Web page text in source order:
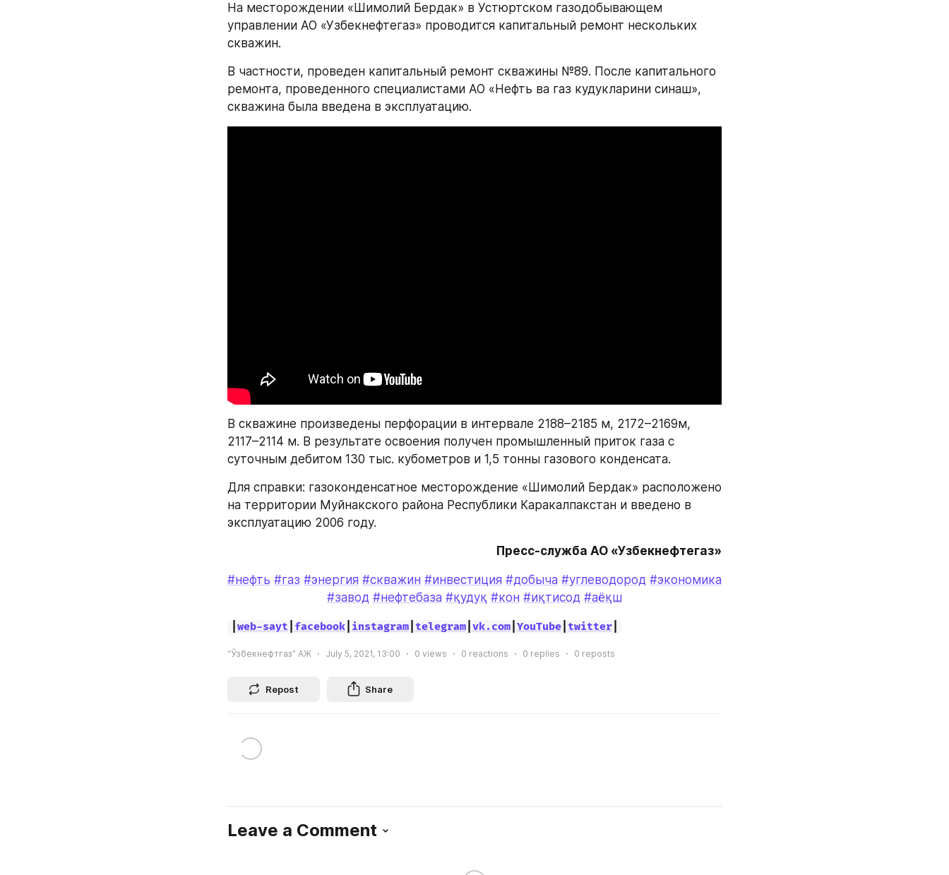
На месторождении «Шимолий Бердак» в Устюртском газодобывающем
управлении АО «Узбекнефтегаз» проводится капитальный ремонт нескольких
скважин.
В частности, проведен капитальный ремонт скважины №89. После капитального
ремонта, проведенного специалистами АО «Нефть ва газ кудукларини синаш»,
скважина была введена в эксплуатацию.
В скважине произведены перфорации в интервале 2188–2185 м, 2172–2169м,
2117–2114 м. В результате освоения получен промышленный приток газа с
суточным дебитом 130 тыс. кубометров и 1,5 тонны газового конденсата.
Для справки: газоконденсатное месторождение «Шимолий Бердак» расположено
на территории Муйнакского района Республики Каракалпакстан и введено в
эксплуатацию 2006 году.
Пресс-служба АО «Узбекнефтегаз»
#нефть #газ #энергия #скважин #инвестиция #добыча #углеводород #экономика
#завод #нефтебаза #қудуқ #кон #иқтисод #аёқш
web-sayt facebook| instagram| telegram| vk.com| YouTube| twitter|
“Ўзбекнефтгаз” АЖ July 5, 2021, 13:00 0 views 0 reactions 0 replies 0 reposts
Repost Share
Leave a Comment